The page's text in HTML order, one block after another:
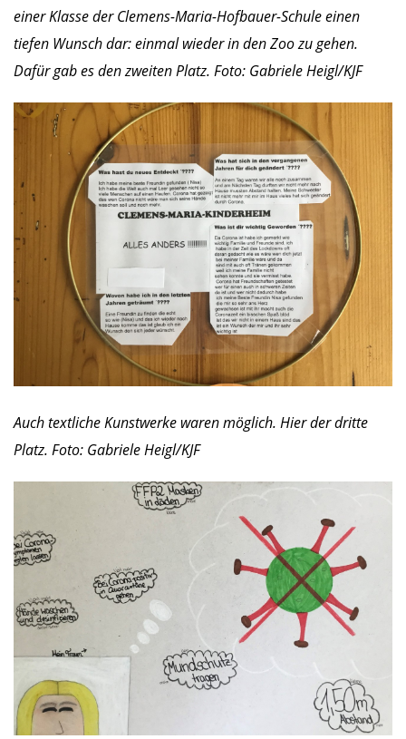
einer Klasse der Clemens-Maria-Hofbauer-Schule einen
tiefen Wunsch dar: einmal wieder in den Zoo zu gehen.
Dafür gab es den zweiten Platz. Foto: Gabriele Heigl/KJF
Auch textliche Kunstwerke waren möglich. Hier der dritte
Platz. Foto: Gabriele Heigl/KJF